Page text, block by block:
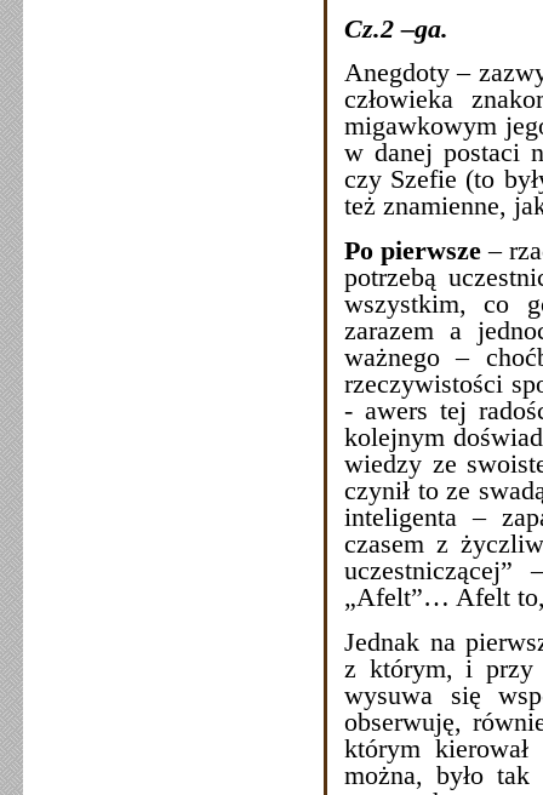
Cz.2 –ga.
Anegdoty –
człowieka
migawkowym
w danej postaci
czy Szefie (to
też znamienne,
Po pierwsze –
potrzebą
wszystkim, co
zarazem a
ważnego –
rzeczywistości
- awers tej
kolejnym
wiedzy ze
czynił to ze
inteligenta –
czasem z
„Afelt”… Afelt
Jednak na
z którym, i przy
wysuwa się
obserwuję,
którym
można, było